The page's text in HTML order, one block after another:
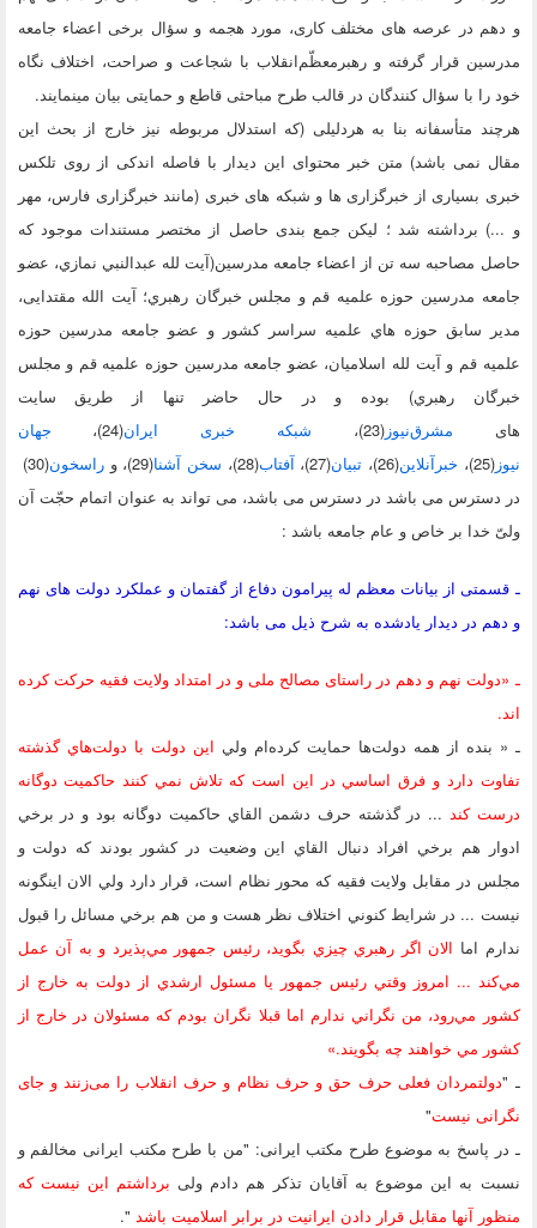
در عرصه های مختلف کاری، مورد هجمه و سؤال برخی اعضاء جامعه
قرار گرفته و رهبرمعظّم‌انقلاب با شجاعت و صراحت، اختلاف نگاه
با سؤال کنندگان در قالب طرح مباحثی قاطع و حمایتی بیان مینمایند.
متأسفانه بنا به هردلیلی (که استدلال مربوطه نیز خارج از بحث این
نمی باشد) متن خبر محتوای این دیدار با فاصله اندکی از روی تلکس
بسیاری از خبرگزاری ها و شبکه های خبری (مانند خبرگزاری فارس، مهر
برداشته شد ؛ لیکن جمع بندی حاصل از مختصر مستندات موجود که
مصاحبه سه تن از اعضاء جامعه مدرسین(آيت لله عبدالنبي نمازي، عضو
مدرسين حوزه علميه قم و مجلس خبرگان رهبري؛ آیت الله مقتدایی،
سابق حوزه هاي علميه سراسر کشور و عضو جامعه مدرسين حوزه
قم و آيت لله اسلامیان، عضو جامعه مدرسين حوزه علميه قم و مجلس
رهبري) بوده و در حال حاضر تنها از طریق سایت
مشرق‌نیوز (23) ، شبکه خبری ایران ،
، خبرآنلاین (26) ،تبیان(27) ،آفتاب (28) ،سخن آشنا(29) ، وراسخون(30)
می باشددر دسترس می باشد، می تواند به عنوان اتمام حجّت آن
خدا بر خاص و عام جامعه باشد :
از بیانات معظم له پیرامون دفاع از گفتمان و عملکرد دولت های نهم
در دیدار یادشده به شرح ذیل می باشد:
نهم و دهم در راستای مصالح ملی و در امتداد ولایت فقیه حرکت کرده
از همه دولت‌ها حمايت كرده‌ام ولياين دولت با دولت‌هاي گذشته
دارد و فرق اساسي در اين است كه تلاش نمي كنند حاكميت دوگانه
كند... در گذشته حرف دشمن القاي حاكميت دوگانه بود و در برخي
هم برخي افراد دنبال القاي اين وضعيت در كشور بودند كه دولت و
در مقابل ولايت فقيه كه محور نظام است، قرار دارد ولي الان اينگونه
... در شرايط كنوني اختلاف نظر هست و من هم برخي مسائل را قبول
اما الان اگر رهبري چيزي بگويد، رئيس جمهور مي‌پذيرد و به آن عمل
... امروز وقتي رئيس جمهور يا مسئول ارشدي از دولت به خارج از
مي‌رود، من نگراني ندارم اما قبلا نگران بودم كه مسئولان در خارج از
مي خواهند چه بگويند.»
فعلی حرف حق و حرف نظام و حرف انقلاب را می‌زنند و جای
نیست "
پاسخ به موضوع طرح مکتب ایرانی: "من با طرح مکتب ایرانی مخالفم و
به این موضوع به آقایان تذکر هم دادم ولی برداشتم این نیست که
آنها مقابل قرار دادن ایرانیت در برابر اسلامیت باشد".